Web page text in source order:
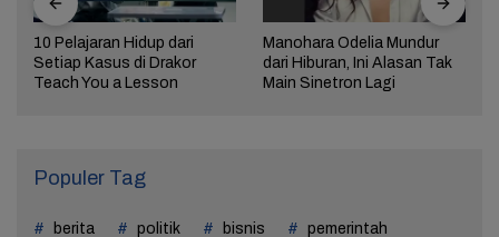
10 Pelajaran Hidup dari
Setiap Kasus di Drakor
Teach You a Lesson
Manohara Odelia Mundur
dari Hiburan, Ini Alasan Tak
Main Sinetron Lagi
Populer Tag
berita politik bisnis pemerintah